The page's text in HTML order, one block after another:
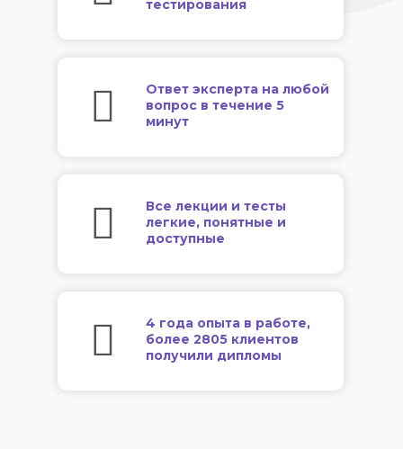
тестирования
Ответ эксперта на любой
вопрос в течение 5
минут
Все лекции и тесты
легкие, понятные и
доступные
4 года опыта в работе,
более 2805 клиентов
получили дипломы